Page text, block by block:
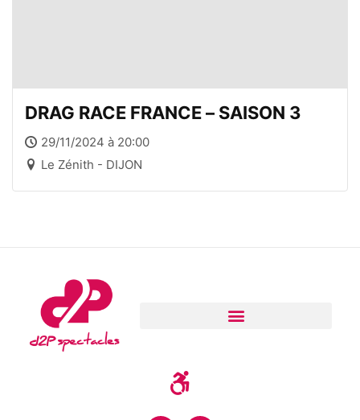
DRAG RACE FRANCE – SAISON 3
29/11/2024 à 20:00
Le Zénith - DIJON